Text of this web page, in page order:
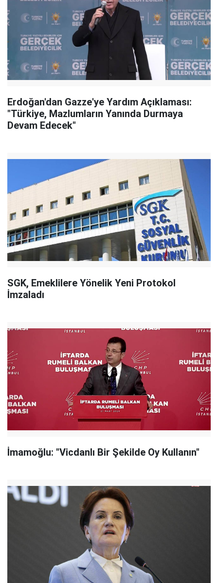
Erdoğan'dan Gazze'ye Yardım Açıklaması:
"Türkiye, Mazlumların Yanında Durmaya
Devam Edecek"
SGK, Emeklilere Yönelik Yeni Protokol
İmzaladı
İmamoğlu: "Vicdanlı Bir Şekilde Oy Kullanın"